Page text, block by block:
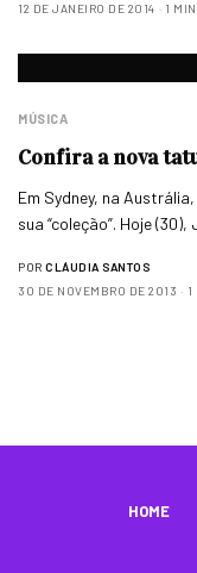
12 DE JANEIRO DE 2014
1
MÚSICA
Confira a nova
Em Sydney, na
sua “coleção”. Hoje
POR CLÁUDIA SANTOS
30 DE NOVEMBRO DE 2013
1
HOME